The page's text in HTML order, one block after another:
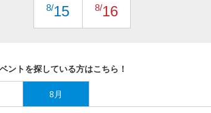
8/15 8/16
ントを探している方はこちら！
8月